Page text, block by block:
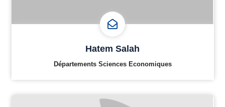
Hatem Salah
Départements Sciences Economiques